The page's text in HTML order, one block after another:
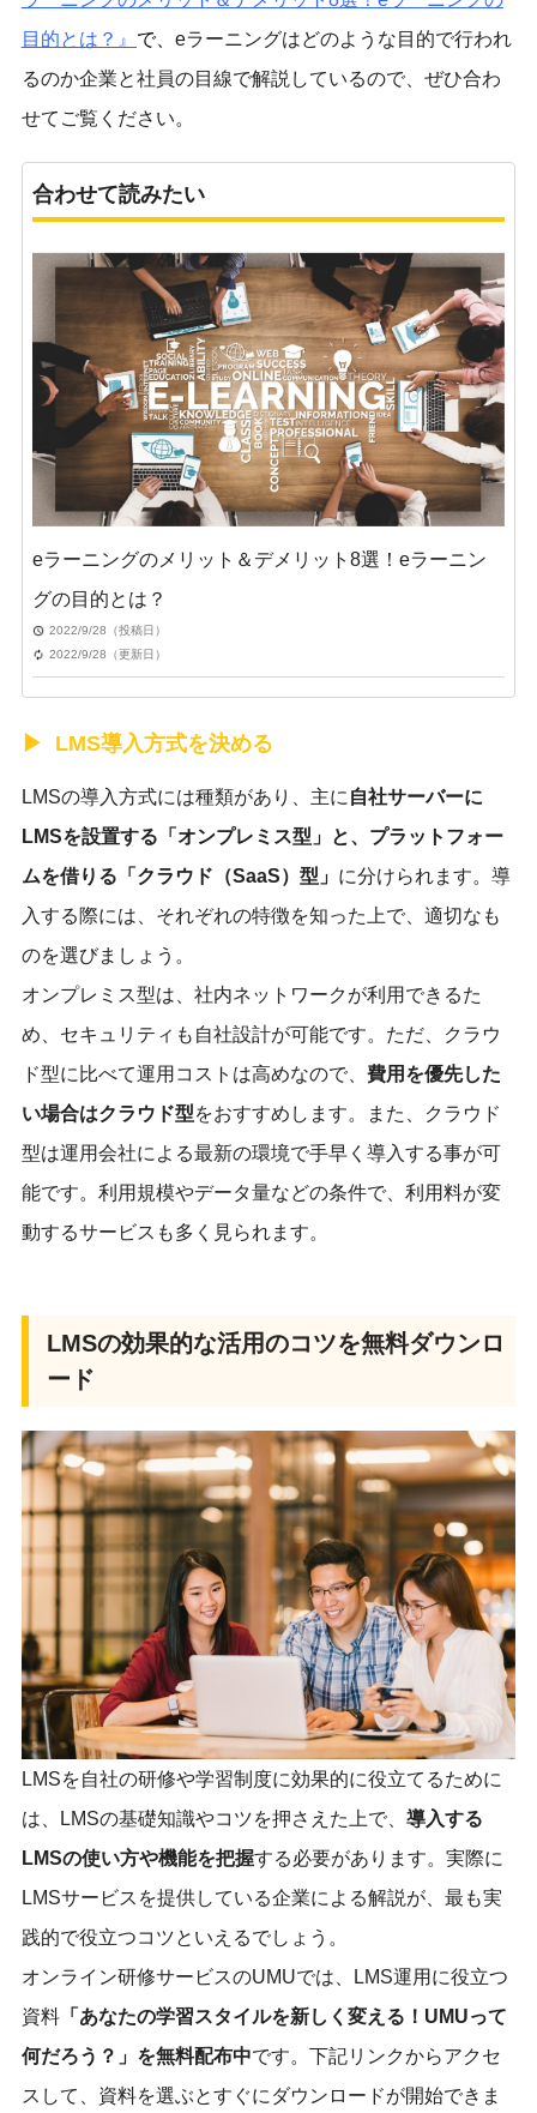
目的とは？ 』 で、 eラーニングはどのような目的で行われ
るのか企業と社員の目線で解説しているので、ぜひ合わ
せてご覧ください。
合わせて読みたい
eラーニングのメリット＆デメリット8選！eラーニン
グの目的とは？
2022/9/28（投稿日）
2022/9/28（更新日）
LMS導入方式を決める
LMSの導入方式には種類があり、主に 自社サーバーに
LMSを設置する「オンプレミス型」と、プラットフォー
ムを借りる「クラウド（SaaS）型」 に分けられます。導
入する際には、それぞれの特徴を知った上で、適切なも
のを選びましょう。
オンプレミス型は、社内ネットワークが利用できるた
め、セキュリティも自社設計が可能です。ただ、クラウ
ド型に比べて運用コストは高めなので、 費用を優先した
い場合はクラウド型をおすすめします。また、クラウド
型は運用会社による最新の環境で手早く導入する事が可
能です。利用規模やデータ量などの条件で、利用料が変
動するサービスも多く見られます。
LMSの効果的な活用のコツを無料ダウンロ
ード
LMSを自社の研修や学習制度に効果的に役立てるために
は、LMSの基礎知識やコツを押さえた上で、 導入する
LMSの使い方や機能を把握する必要があります。実際に
LMSサービスを提供している企業による解説が、最も実
践的で役立つコツといえるでしょう。
オンライン研修サービスのUMUでは、LMS運用に役立つ
資料「あなたの学習スタイルを新しく変える！UMUって
何だろう？」を無料配布中です。下記リンクからアクセ
スして、資料を選ぶとすぐにダウンロードが開始できま